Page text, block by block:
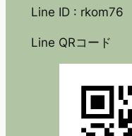
Line ID : rkom76
Line QRコード